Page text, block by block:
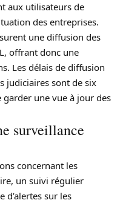
aux utilisateurs de
des entreprises.
une diffusion des
offrant donc une
Les délais de diffusion
judiciaires sont de six
une vue à jour des
surveillance
concernant les
un suivi régulier
d’alertes sur les